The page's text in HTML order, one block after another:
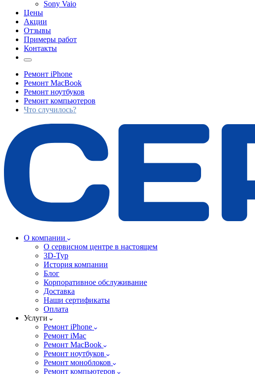
Sony Vaio
Цены
Акции
Отзывы
Примеры работ
Контакты
Ремонт iPhone
Ремонт MacBook
Ремонт ноутбуков
Ремонт компьютеров
Что случилось?
О компании
О сервисном центре в настоящем
3D-Тур
История компании
Блог
Корпоративное обслуживание
Доставка
Наши сертификаты
Оплата
Услуги
Ремонт iPhone
Ремонт iMac
Ремонт MacBook
Ремонт ноутбуков
Ремонт моноблоков
Ремонт компьютеров